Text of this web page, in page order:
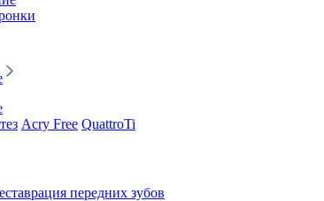
Acry Free QuattroTi
передних зубов